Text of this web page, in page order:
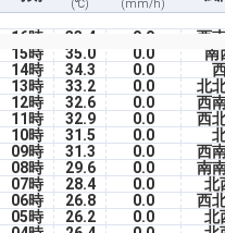
(℃) (mm/h)
16時 33.4 0.0 西
15時
35.0 0.0 南
14時
34.3 0.0
13時
33.2 0.0 北
12時
32.6 0.0 西
11時
32.9 0.0 西
10時
31.5 0.0
09時
31.3 0.0 西
08時
29.6 0.0 南
07時
28.4 0.0 北
06時
26.8 0.0 西
05時
26.2 0.0 北